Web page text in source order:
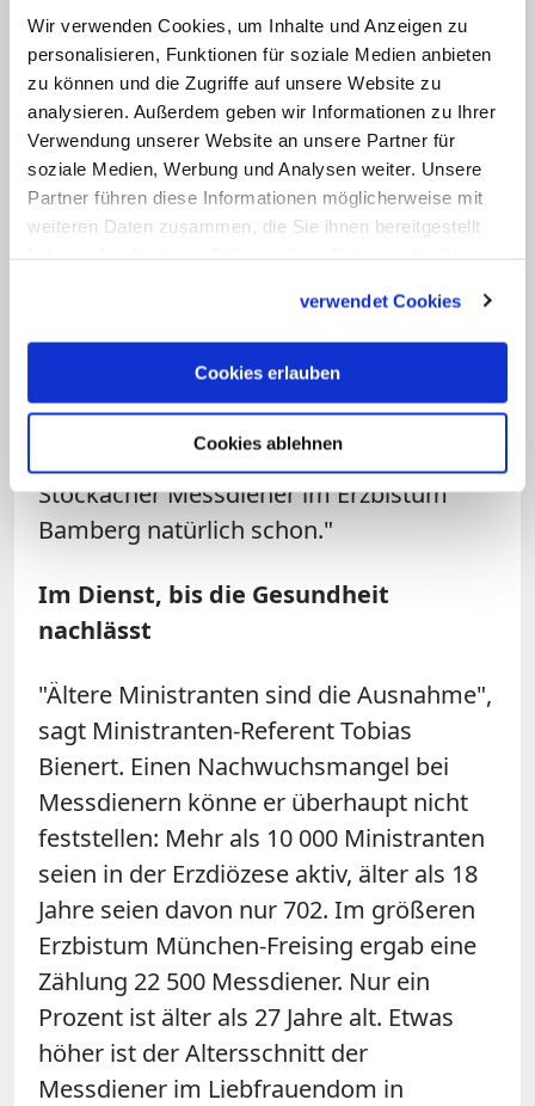
Wir verwenden Cookies, um Inhalte und Anzeigen zu
personalisieren, Funktionen für soziale Medien anbieten
zu können und die Zugriffe auf unsere Website zu
analysieren. Außerdem geben wir Informationen zu Ihrer
Verwendung unserer Website an unsere Partner für
soziale Medien, Werbung und Analysen weiter. Unsere
Partner führen diese Informationen möglicherweise mit
weiteren Daten zusammen, die Sie ihnen bereitgestellt
verwendet Cookies
Cookies erlauben
Cookies ablehnen
Umso mehr freut es Pfarrer Andreas
Hornung, dass er auf die Ministranten
mit der jahrzehntelangen Erfahrung
zählen kann. Wenn in Stöckach die
älteren Messdiener mit den jüngeren
gemeinsam am Altar stünden, sei das ein
symbolisiert sehr schön die Pfarrfamilie."
Auch wenn er zugibt: "Zunächst war es
etwas Außergewöhnliches für mich, dass
die Ministranten älter sind als ich selbst."
Einen Exoten-Status haben die
Stöckacher Messdiener im Erzbistum
Bamberg natürlich schon."
Im Dienst, bis die Gesundheit
nachlässt
"Ältere Ministranten sind die Ausnahme",
sagt Ministranten-Referent Tobias
Bienert. Einen Nachwuchsmangel bei
Messdienern könne er überhaupt nicht
feststellen: Mehr als 10 000 Ministranten
seien in der Erzdiözese aktiv, älter als 18
Jahre seien davon nur 702. Im größeren
Erzbistum München-Freising ergab eine
Zählung 22 500 Messdiener. Nur ein
Prozent ist älter als 27 Jahre alt. Etwas
höher ist der Altersschnitt der
Messdiener im Liebfrauendom in